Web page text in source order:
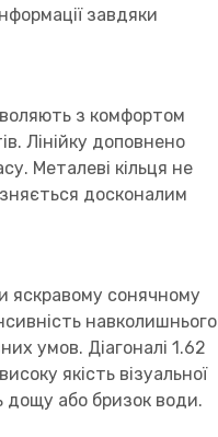
завдяки
з комфортом
Лінійку доповнено
Металеві кільця не
досконалим
яскравому сонячному
навколишнього
умов. Діагоналі 1.62
якість візуальної
дощу або бризок води.